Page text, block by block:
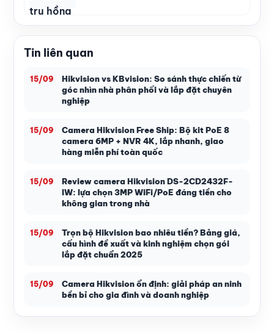
Tin liên quan
15/09
Hikvision vs KBvision: So sánh thực chiến từ
góc nhìn nhà phân phối và lắp đặt chuyên
nghiệp
15/09
Camera Hikvision Free Ship: Bộ kit PoE 8
camera 6MP + NVR 4K, lắp nhanh, giao
hàng miễn phí toàn quốc
15/09
Review camera Hikvision DS-2CD2432F-
IW: lựa chọn 3MP WiFi/PoE đáng tiền cho
không gian trong nhà
15/09
Trọn bộ Hikvision bao nhiêu tiền? Bảng giá,
cấu hình đề xuất và kinh nghiệm chọn gói
lắp đặt chuẩn 2025
15/09
Camera Hikvision ổn định: giải pháp an ninh
bền bỉ cho gia đình và doanh nghiệp